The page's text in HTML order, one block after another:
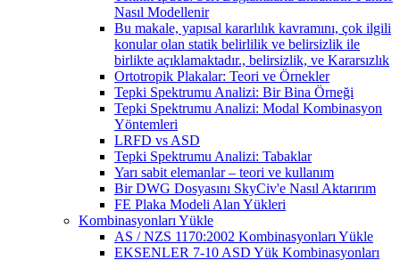
Nasıl Modellenir
Bu makale, yapısal kararlılık kavramını, çok ilgili
konular olan statik belirlilik ve belirsizlik ile
birlikte açıklamaktadır., belirsizlik, ve Kararsızlık
Ortotropik Plakalar: Teori ve Örnekler
Tepki Spektrumu Analizi: Bir Bina Örneği
Tepki Spektrumu Analizi: Modal Kombinasyon
Yöntemleri
LRFD vs ASD
Tepki Spektrumu Analizi: Tabaklar
Yarı sabit elemanlar – teori ve kullanım
Bir DWG Dosyasını SkyCiv'e Nasıl Aktarırım
FE Plaka Modeli Alan Yükleri
Kombinasyonları Yükle
AS / NZS 1170:2002 Kombinasyonları Yükle
EKSENLER 7-10 ASD Yük Kombinasyonları